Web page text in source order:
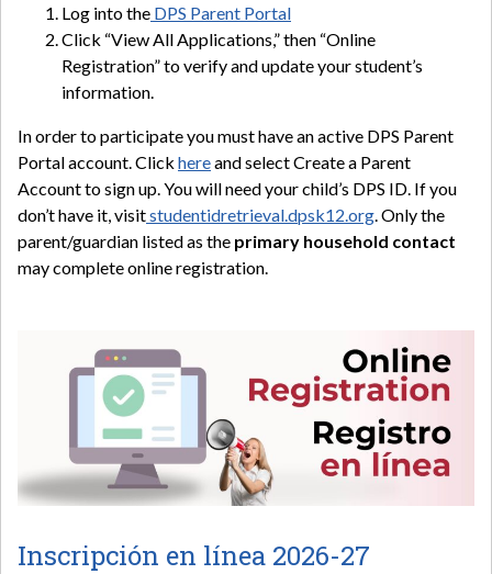
Log into the DPS Parent Portal
Click “View All Applications,” then “Online
Registration” to verify and update your student’s
information.
In order to participate you must have an active DPS Parent
Portal account. Click hereand select Create a Parent
Account to sign up. You will need your child’s DPS ID. If you
don’t have it, visitstudentidretrieval.dpsk12.org. Only the
parent/guardian listed as the primary household contact
may complete online registration.
Inscripción en línea 2026-27